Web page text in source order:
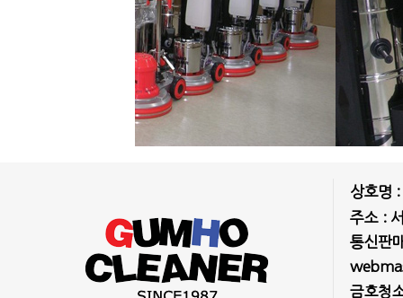
상호명
주소 :
통신판
금호청